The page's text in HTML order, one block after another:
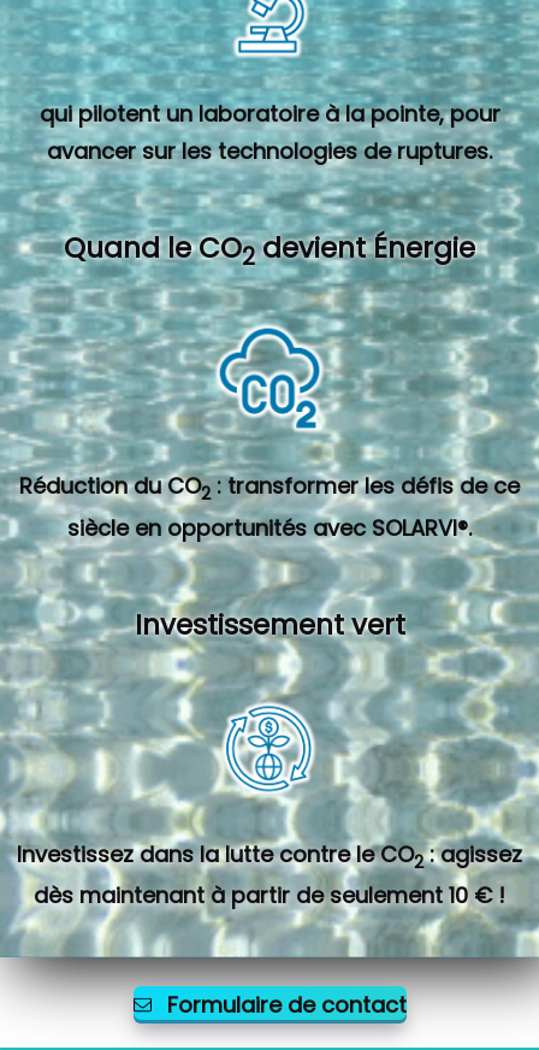
qui pilotent un laboratoire à la pointe, pour
avancer sur les technologies de ruptures.
Quand le CO2devient Énergie
Réduction du CO2 : transformer les défis de ce
siècle en opportunités avec SOLARVI®.
Investissement vert
Investissez dans la lutte contre le CO2 : agissez
dès maintenant à partir de seulement 10 € !
Formulaire de contact